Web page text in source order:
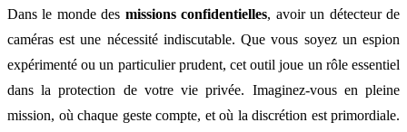
Dans le monde des missions confidentielles, avoir un détecteur de
caméras est une nécessité indiscutable. Que vous soyez un espion
expérimenté ou un particulier prudent, cet outil joue un rôle essentiel
dans la protection de votre vie privée. Imaginez-vous en pleine
mission, où chaque geste compte, et où la discrétion est primordiale.